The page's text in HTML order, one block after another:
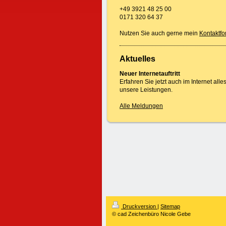
+49 3921 48 25 00
0171 320 64 37
Nutzen Sie auch gerne mein
Aktuelles
Neuer Internetauftritt
Erfahren Sie jetzt auch im Internet
unsere Leistungen.
Alle Meldungen
Druckversion | Sitemap
© cad Zeichenbüro Nicole Gebe